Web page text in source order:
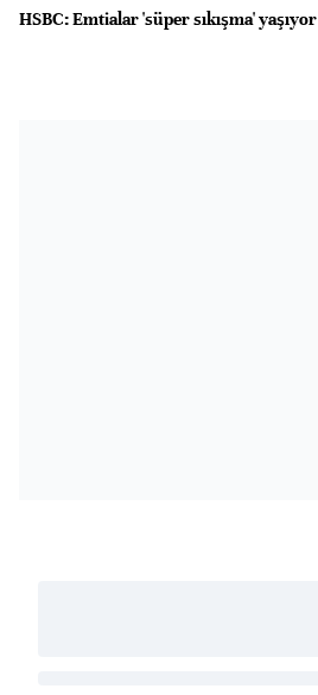
HSBC: Emtialar 'süper sıkışma' yaşıyor